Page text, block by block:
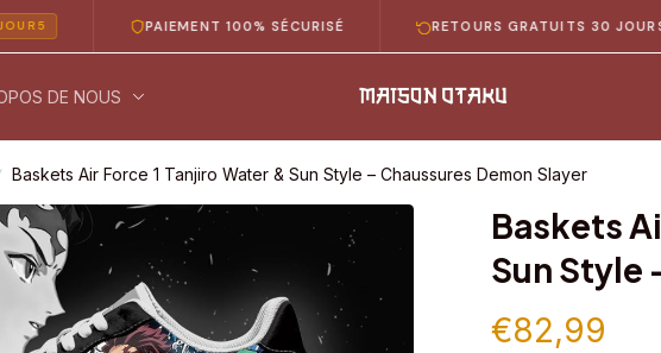
PAIEMENT 100% SÉCURISÉ RETOURS GRATUITS 30 JOURS
DE NOUS
Baskets Air Force 1 Tanjiro Water & Sun Style – Chaussures Demon Slayer
Baskets
Sun Style
€82,99